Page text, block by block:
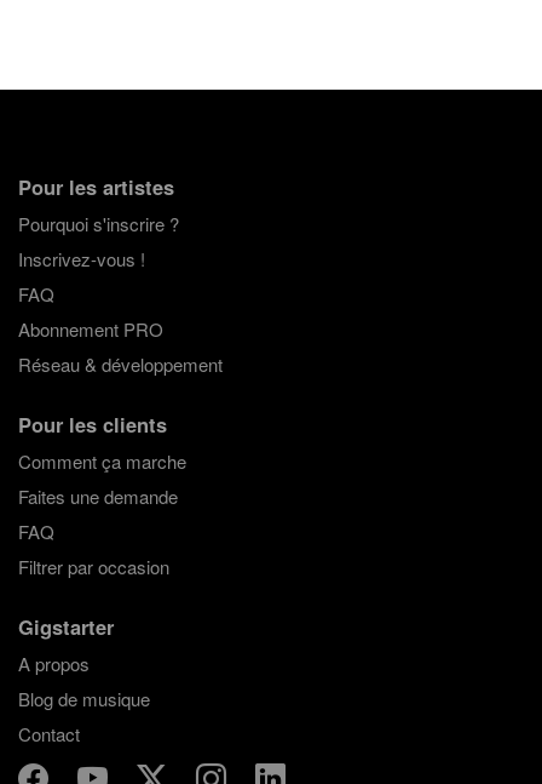
Pour les artistes
Pourquoi s'inscrire ?
Inscrivez-vous !
FAQ
Abonnement PRO
Réseau & développement
Pour les clients
Comment ça marche
Faites une demande
FAQ
Filtrer par occasion
Gigstarter
A propos
Blog de musique
Contact